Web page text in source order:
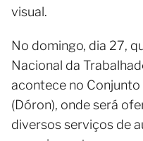
visual.
No domingo, dia 27,
Nacional da
acontece no
(Dóron), onde será
diversos serviços de